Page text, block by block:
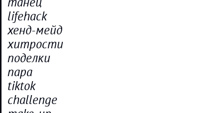
lifehack
хенд-мейд
хитрости
поделки
пара
tiktok
challenge